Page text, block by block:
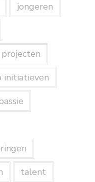
jongeren
initiatieven
talent